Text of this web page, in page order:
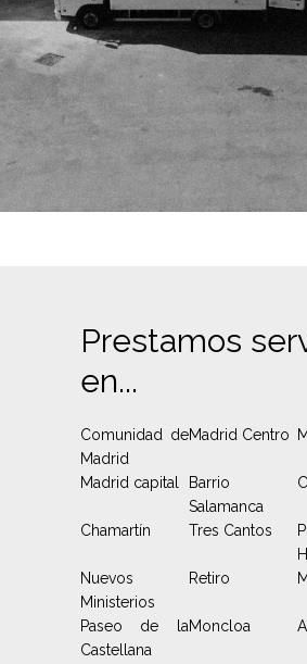
Prestamos
en...
Comunidad de
Madrid
Madrid Centro
Madrid capital
Barrio
Salamanca
Chamartín Tres Cantos
Nuevos
Ministerios
Retiro
Paseo de la
Castellana
Moncloa